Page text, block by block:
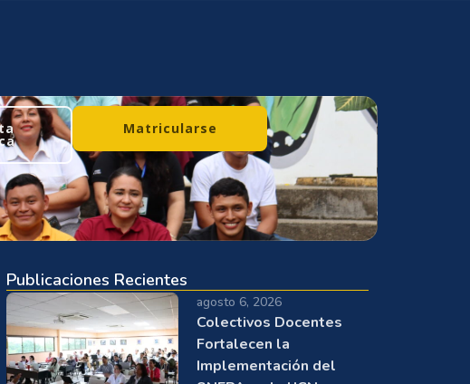
Matricularse
Publicaciones Recientes
agosto 6, 2026
Colectivos Docentes
Fortalecen la
Implementación del